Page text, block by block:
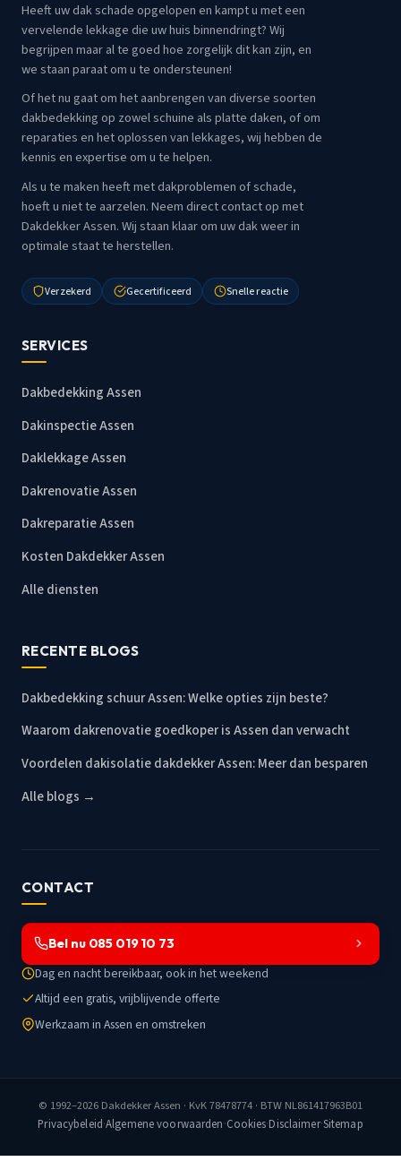
Heeft uw dak schade opgelopen en kampt u met een
vervelende lekkage die uw huis binnendringt? Wij
begrijpen maar al te goed hoe zorgelijk dit kan zijn, en
we staan paraat om u te ondersteunen!
Of het nu gaat om het aanbrengen van diverse soorten
dakbedekking op zowel schuine als platte daken, of om
reparaties en het oplossen van lekkages, wij hebben de
kennis en expertise om u te helpen.
Als u te maken heeft met dakproblemen of schade,
hoeft u niet te aarzelen. Neem direct contact op met
Dakdekker Assen. Wij staan klaar om uw dak weer in
optimale staat te herstellen.
Verzekerd Gecertificeerd Snelle reactie
SERVICES
Dakbedekking Assen
Dakinspectie Assen
Daklekkage Assen
Dakrenovatie Assen
Dakreparatie Assen
Kosten Dakdekker Assen
Alle diensten
RECENTE BLOGS
Dakbedekking schuur Assen: Welke opties zijn beste?
Waarom dakrenovatie goedkoper is Assen dan verwacht
Voordelen dakisolatie dakdekker Assen: Meer dan besparen
Alle blogs →
CONTACT
Bel nu 085 019 10 73
Dag en nacht bereikbaar, ook in het weekend
Altijd een gratis, vrijblijvende offerte
Werkzaam in Assen en omstreken
© 1992–2026 Dakdekker Assen · KvK 78478774 · BTW NL861417963B01
Privacybeleid·Algemene voorwaarden·Cookies·Disclaimer·Sitemap